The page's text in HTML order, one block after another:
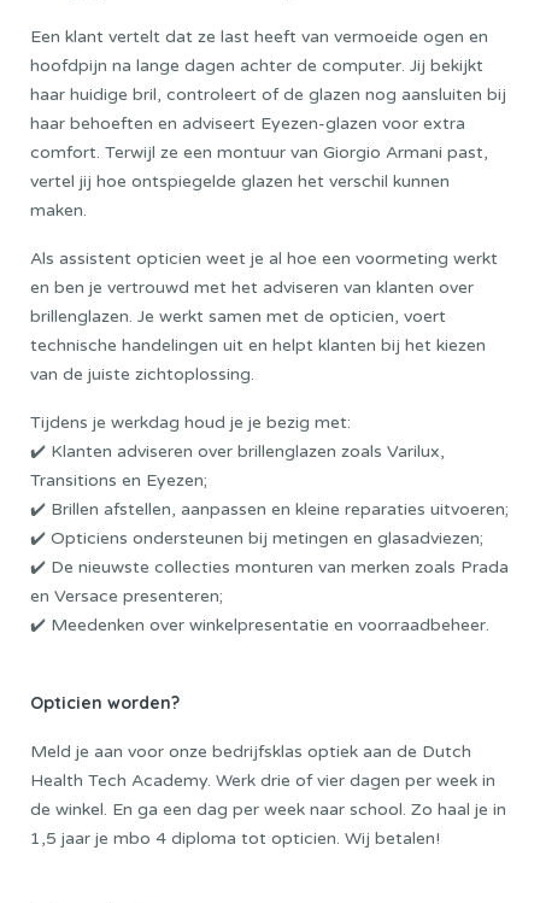
Een klant vertelt dat ze last heeft van vermoeide ogen en
hoofdpijn na lange dagen achter de computer. Jij bekijkt
haar huidige bril, controleert of de glazen nog aansluiten bij
haar behoeften en adviseert Eyezen-glazen voor extra
comfort. Terwijl ze een montuur van Giorgio Armani past,
vertel jij hoe ontspiegelde glazen het verschil kunnen
maken.
Als assistent opticien weet je al hoe een voormeting werkt
en ben je vertrouwd met het adviseren van klanten over
brillenglazen. Je werkt samen met de opticien, voert
technische handelingen uit en helpt klanten bij het kiezen
van de juiste zichtoplossing.
Tijdens je werkdag houd je je bezig met:
✔️ Klanten adviseren over brillenglazen zoals Varilux,
Transitions en Eyezen;
✔️ Brillen afstellen, aanpassen en kleine reparaties uitvoeren;
✔️ Opticiens ondersteunen bij metingen en glasadviezen;
✔️ De nieuwste collecties monturen van merken zoals Prada
en Versace presenteren;
✔️ Meedenken over winkelpresentatie en voorraadbeheer.
Opticien worden?
Meld je aan voor onze bedrijfsklas optiek aan de Dutch
Health Tech Academy. Werk drie of vier dagen per week in
de winkel. En ga een dag per week naar school. Zo haal je in
1,5 jaar je mbo 4 diploma tot opticien. Wij betalen!